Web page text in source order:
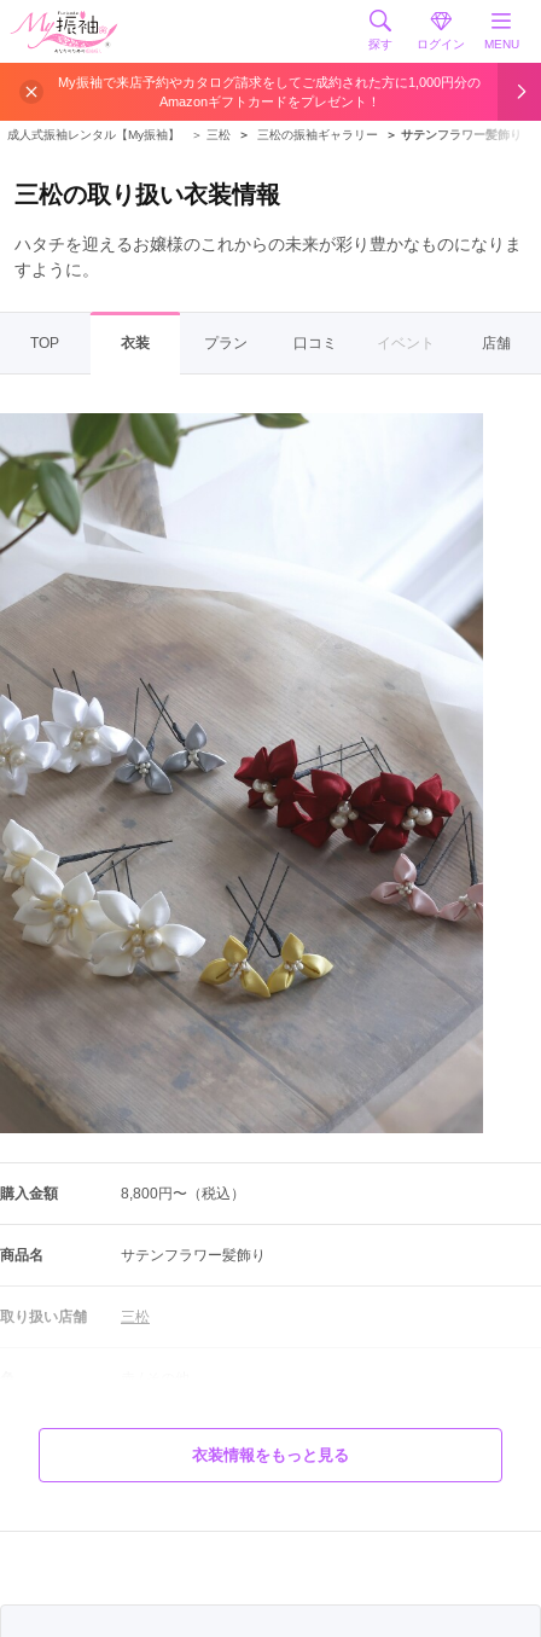
探す ログイン MENU
My振袖で来店予約やカタログ請求をしてご成約された方に1,000円分の
Amazonギフトカードをプレゼント！
成人式振袖レンタル【My振袖】 ＞ 三松 ＞ 三松の振袖ギャラリー ＞ サテンフラワー髪飾り
三松の取り扱い衣装情報
ハタチを迎えるお嬢様のこれからの未来が彩り豊かなものになりま
すように。
TOP 衣装 プラン 口コミ イベント 店舗
購入金額 8,800円〜（税込）
商品名 サテンフラワー髪飾り
取り扱い店舗 三松
ライトグレー
衣装情報をもっと見る